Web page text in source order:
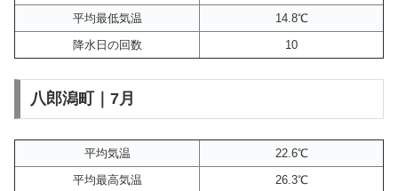
平均最低気温
14.8℃
降水日の回数
10
八郎潟町｜7月
平均気温
22.6℃
平均最高気温
26.3℃